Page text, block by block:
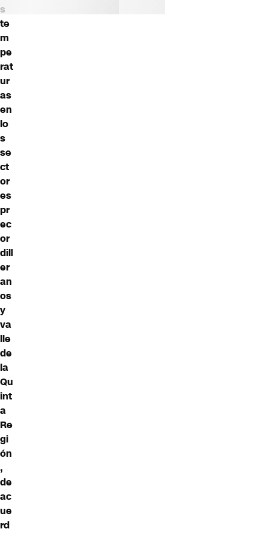
s
te
m
pe
rat
ur
as
en
lo
s
se
ct
or
es
pr
ec
or
dill
er
an
os
y
va
lle
de
la
Qu
int
a
Re
gi
ón
,
de
ac
ue
rd